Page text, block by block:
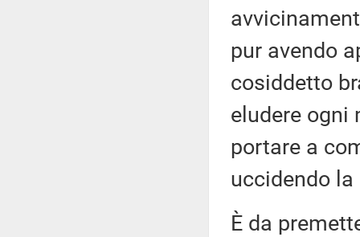
pur avendo
cosiddetto
eludere ogni
portare a
uccidendo
È da